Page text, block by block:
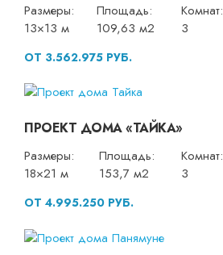
Размеры:
13×13 м
Площадь:
109,63 м2
Комнат:
3
ОТ 3.562.975 РУБ.
ПРОЕКТ ДОМА «ТАЙКА»
Размеры:
18×21 м
Площадь:
153,7 м2
Комнат:
3
ОТ 4.995.250 РУБ.